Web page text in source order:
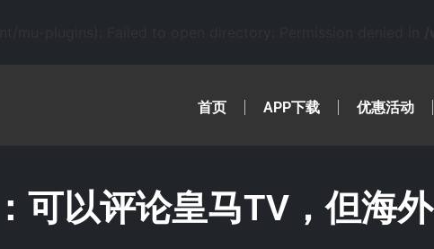
首页 APP下载 优惠活动
可以评论皇马TV，但海外